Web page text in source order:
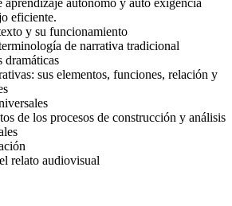
eficiente.
y su funcionamiento
de narrativa tradicional
dramáticas
sus elementos, funciones, relación y
de los procesos de construcción y análisis
relato audiovisual